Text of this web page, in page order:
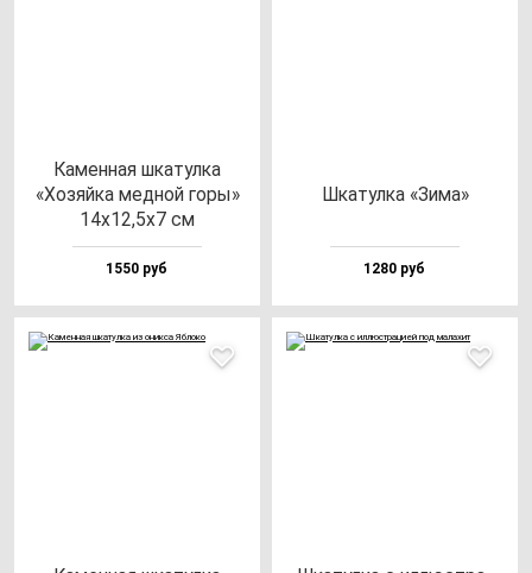
Камен­ная шка­тул­ка
«Хозяй­ка мед­ной го­ры»
14х12,5х7 см
1550 руб
Шка­тул­ка «Зима»
1280 руб